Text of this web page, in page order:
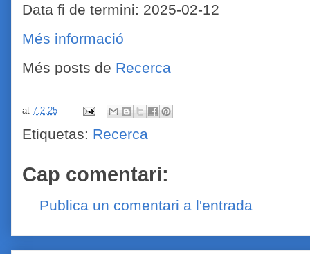
Data fi de termini: 2025-02-12
Més informació
Més posts de Recerca
at 7.2.25
Etiquetas: Recerca
Cap comentari:
Publica un comentari a l'entrada